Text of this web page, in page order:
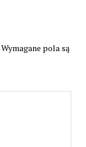
Wymagane pola są